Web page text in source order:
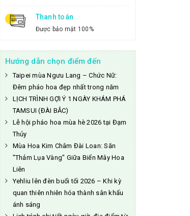
Thanh toán
Được bảo mật 100%
Hướng dẫn chọn điểm đến
Taipei mùa Ngưu Lang – Chức Nữ:
Đêm pháo hoa đẹp nhất trong năm
LỊCH TRÌNH GỢI Ý 1 NGÀY KHÁM PHÁ
TAMSUI (ĐÀI BẮC)
Lễ hội pháo hoa mùa hè 2026 tại Đạm
Thủy
Mùa Hoa Kim Châm Đài Loan: Săn
"Thảm Lụa Vàng" Giữa Biển Mây Hoa
Liên
Yehliu lên đèn buổi tối 2026 – Khi kỳ
quan thiên nhiên hóa thành sân khấu
ánh sáng